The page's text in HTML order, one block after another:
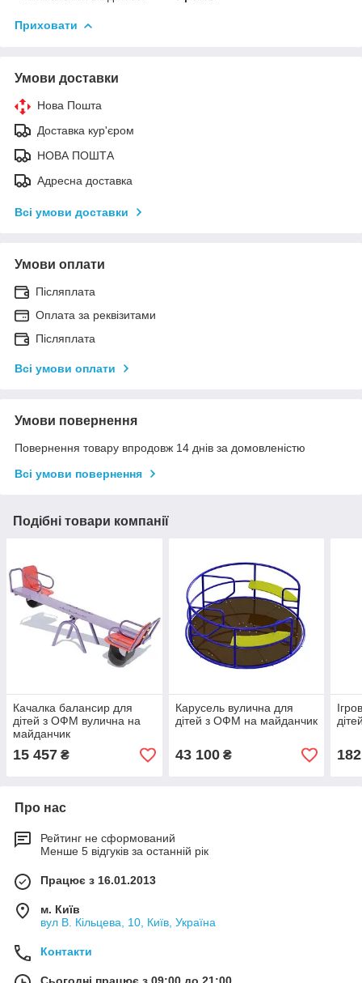
Приховати
Умови доставки
Нова Пошта
Доставка кур'єром
НОВА ПОШТА
Адресна доставка
Всі умови доставки
Умови оплати
Післяплата
Оплата за реквізитами
Післяплата
Всі умови оплати
Умови повернення
Повернення товару впродовж 14 днів за домовленістю
Всі умови повернення
Подібні товари компанії
Качалка балансир для
дітей з ОФМ вулична на
майданчик
15 457 ₴
Карусель вулична для
дітей з ОФМ на майданчик
43 100₴
Про нас
Рейтинг не сформований
Менше 5 відгуків за останній рік
Працює з 16.01.2013
м. Київ
вул В. Кільцева, 10, Київ, Україна
Контакти